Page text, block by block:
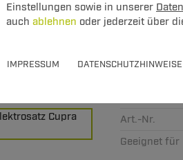
Einstellungen sowie in unserer
auch ablehnen oder jederzeit über
IMPRESSUM DATENSCHUTZHINWEISE
starr
- jetzt
Elektrosatz
Art.-Nr.
Geeignet für